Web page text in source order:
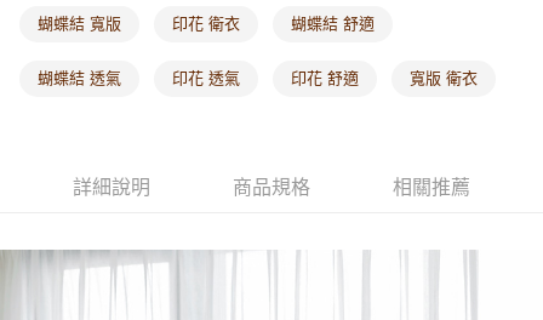
蝴蝶結 寬版 印花 衛衣 蝴蝶結 舒適
蝴蝶結 透氣 印花 透氣 印花 舒適 寬版 衛衣
詳細說明 商品規格 相關推薦